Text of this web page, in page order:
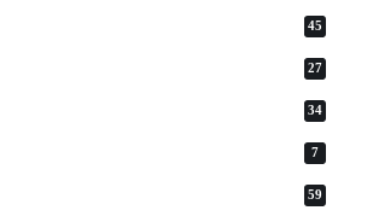
45
27
34
7
59